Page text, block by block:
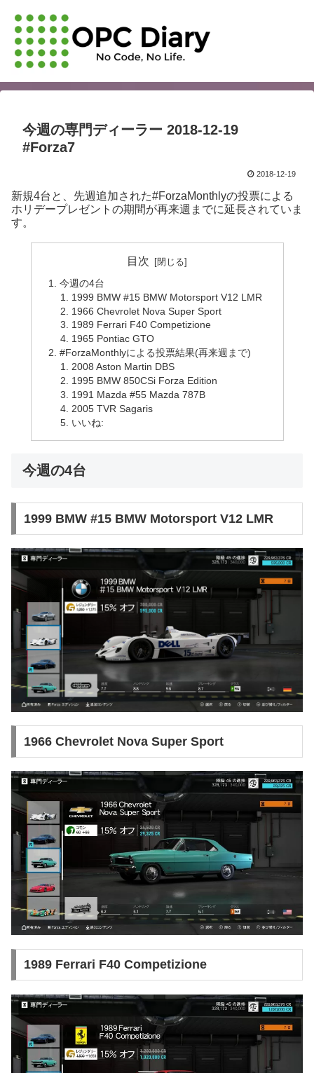
今週の専門ディーラー 2018-12-19
#Forza7
2018-12-19
新規4台と、先週追加された#ForzaMonthlyの投票による
ホリデープレゼントの期間が再来週までに延長されていま
す。
目次
今週の4台
1999 BMW #15 BMW Motorsport V12 LMR
1966 Chevrolet Nova Super Sport
1989 Ferrari F40 Competizione
1965 Pontiac GTO
#ForzaMonthlyによる投票結果(再来週まで)
2008 Aston Martin DBS
1995 BMW 850CSi Forza Edition
1991 Mazda #55 Mazda 787B
2005 TVR Sagaris
いいね:
今週の4台
1999 BMW #15 BMW Motorsport V12 LMR
1966 Chevrolet Nova Super Sport
1989 Ferrari F40 Competizione